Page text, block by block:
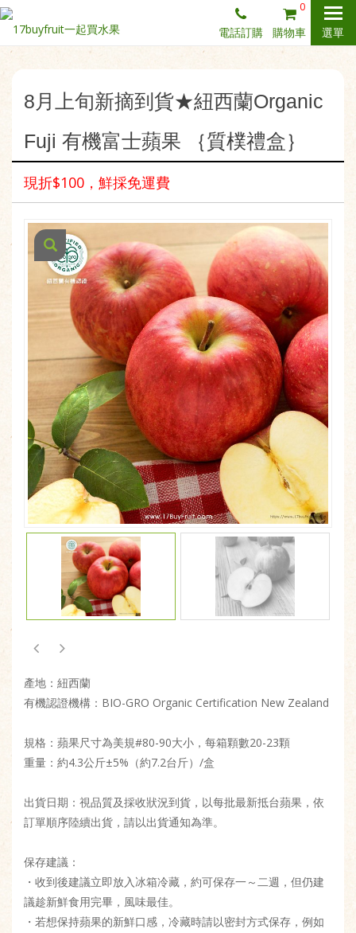
選單
電話訂購
0
購物車
8月上旬新摘到貨★紐西蘭Organic
Fuji 有機富士蘋果 ｛質樸禮盒｝
現折$100，鮮採免運費
產地：紐西蘭
有機認證機構：BIO-GRO Organic Certification New Zealand
規格：蘋果尺寸為美規#80-90大小，每箱顆數20-23顆
重量：約4.3公斤±5%（約7.2台斤）/盒
出貨日期：視品質及採收狀況到貨，以每批最新抵台蘋果，依
訂單順序陸續出貨，請以出貨通知為準。
保存建議：
・收到後建議立即放入冰箱冷藏，約可保存一～二週，但仍建
議趁新鮮食用完畢，風味最佳。
・若想保持蘋果的新鮮口感，冷藏時請以密封方式保存，例如